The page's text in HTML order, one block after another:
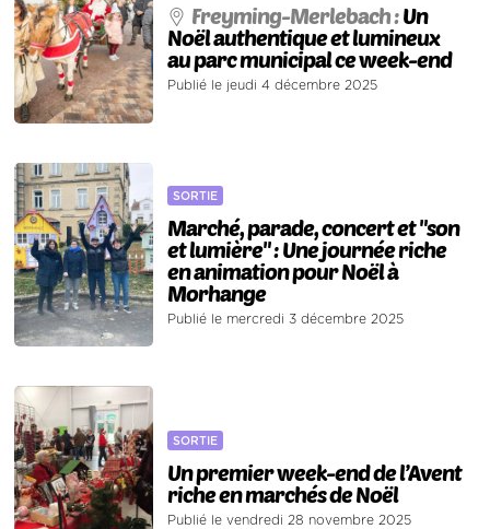
Freyming-Merlebach :Un
Noël authentique et lumineux
au parc municipal ce week-end
Publié le jeudi 4 décembre 2025
SORTIE
Marché, parade, concert et "son
et lumière" : Une journée riche
en animation pour Noël à
Morhange
Publié le mercredi 3 décembre 2025
SORTIE
Un premier week-end de l’Avent
riche en marchés de Noël
Publié le vendredi 28 novembre 2025